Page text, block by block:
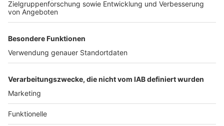
Weiter